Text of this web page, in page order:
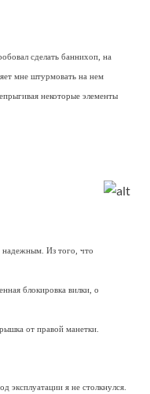
сделать баннихоп, на
мне штурмовать на нем
некоторые элементы
надежным. Из того, что
блокировка вилки, о
от правой манетки.
эксплуатации я не столкнулся.